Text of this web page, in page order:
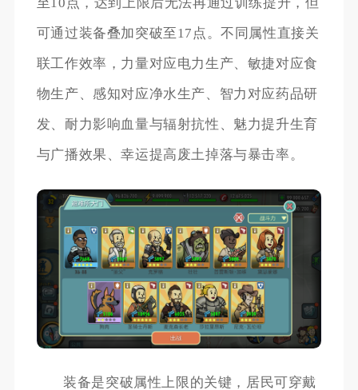
可通过装备叠加突破至17点。不同属性直接关
联工作效率，力量对应电力生产、敏捷对应食
物生产、感知对应净水生产、智力对应药品研
发、耐力影响血量与辐射抗性、魅力提升生育
与广播效果、幸运提高废土掉落与暴击率。
装备是突破属性上限的关键，居民可穿戴